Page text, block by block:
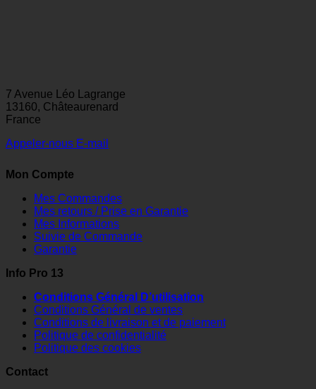
7 Avenue Léo Lagrange
13160, Châteaurenard
France
Appeler-nous E-mail
Mon Compte
Mes Commandes
Mes retours / Prise en Garantie
Mes Informations
Suivie de Commande
Garantie
Info Pro 13
Conditions Général D’utilisation
Conditions Général de ventes
Conditions de livraison et de paiement
Politique de confidentialité
Politique des cookies
Contact